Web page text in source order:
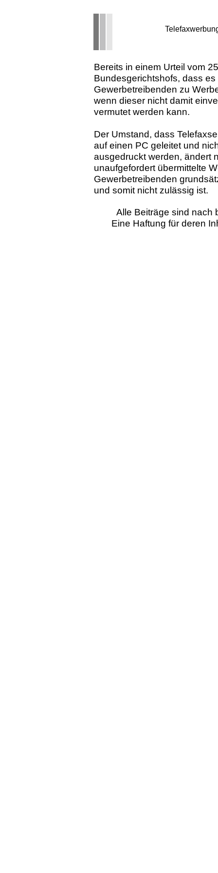
Bereits in einem Urteil vom
Bundesgerichtshofs, dass
Gewerbetreibenden zu
wenn dieser nicht damit
vermutet werden kann.
Der Umstand, dass
auf einen PC geleitet und
ausgedruckt werden, ändert
unaufgefordert übermittelte
Gewerbetreibenden
und somit nicht zulässig ist.
Alle Beiträge sind nach
Eine Haftung für deren